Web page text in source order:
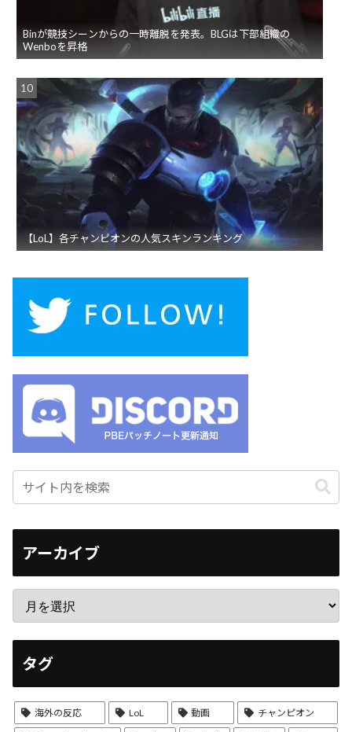
Binが競技シーンからの一時離脱を発表。BLGは下部組織の
Wenboを昇格
【LoL】各チャンピオンの人気スキンランキング
アーカイブ
タグ
海外の反応 LoL 動画 チャンピオン